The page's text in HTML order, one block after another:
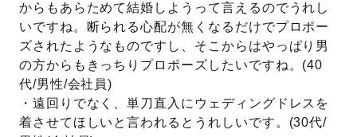
からもあらためて結婚しようって言えるのでうれし
いですね。断られる心配が無くなるだけでプロポー
ズされたようなものですし、そこからはやっぱり男
の方からもきっちりプロポーズしたいですね。(40
代/男性/会社員)
・遠回りでなく、単刀直入にウェディングドレスを
着させてほしいと言われるとうれしいです。(30代/